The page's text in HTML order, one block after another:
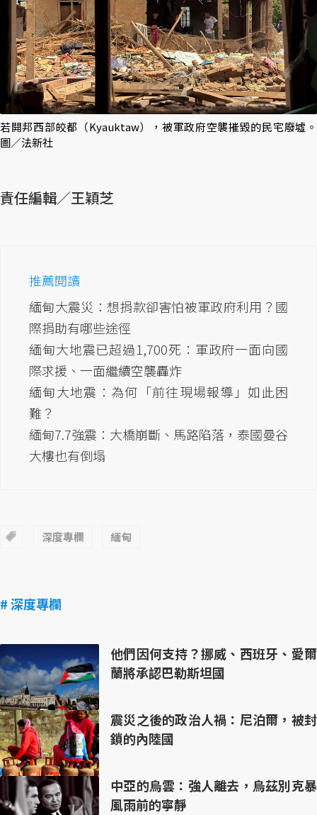
若開邦西部皎都（Kyauktaw），被軍政府空襲摧毀的民宅廢墟。
圖／法新社
責任編輯／王穎芝
推薦閱讀
緬甸大震災：想捐款卻害怕被軍政府利用？國
際捐助有哪些途徑
緬甸大地震已超過1,700死：軍政府一面向國
際求援、一面繼續空襲轟炸
緬甸大地震：為何「前往現場報導」如此困
難？
緬甸7.7強震：大橋崩斷、馬路陷落，泰國曼谷
大樓也有倒塌
深度專欄 緬甸
# 深度專欄
他們因何支持？挪威、西班牙、愛爾
蘭將承認巴勒斯坦國
震災之後的政治人禍：尼泊爾，被封
鎖的內陸國
中亞的烏雲：強人離去，烏茲別克暴
風雨前的寧靜